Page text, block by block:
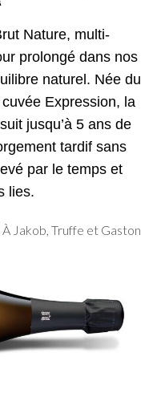
Nature, multi-
prolongé dans nos
naturel. Née du
Expression, la
jusqu’à 5 ans de
tardif sans
par le temps et
lies.
À Jakob, Truffe et Gaston